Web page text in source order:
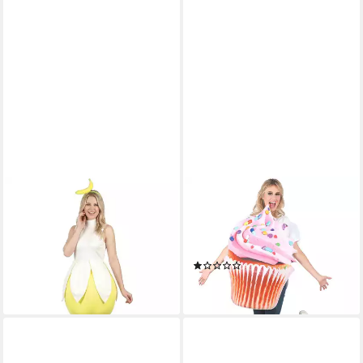
Kostüm Bananenkostüm Obst
Damenkostüm weiss-gelb
lieferbar - in 2-3 Werktagen bei dir
Kostüm Cupcake-Kostüme für
Damen Lebensmittel-Kostüm
(1)
27,49 €
lieferbar - in 2-3 Werktagen bei dir